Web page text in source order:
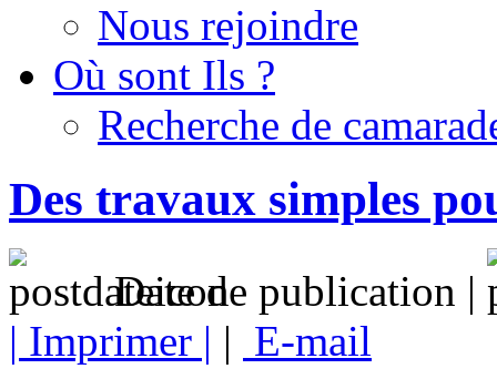
Nous rejoindre
Où sont Ils ?
Recherche de
Des travaux simples
Date de publication |
| Imprimer | | E-mail